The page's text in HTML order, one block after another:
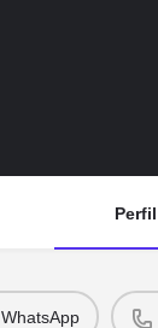
Perfil
WhatsApp